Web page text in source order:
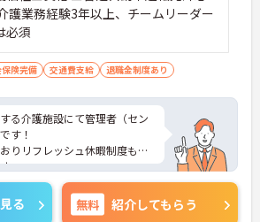
護業務経験3年以上、チームリーダー
必須
険完備 交通費支給 退職金制度あり
る介護施設にて管理者（セン
す！
りリフレッシュ休暇制度もあ
。
接対策ポイントなど、さらに
すのでお気軽にご相談くださ
る 無料 紹介してもらう